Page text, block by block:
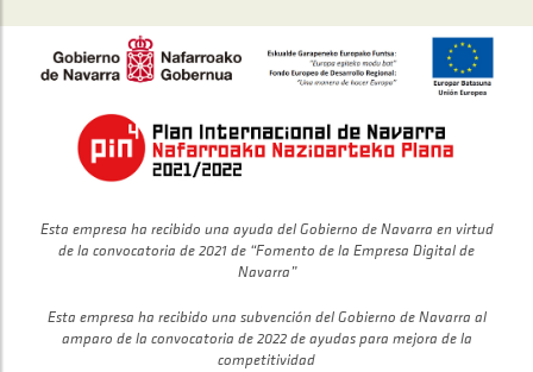
Esta empresa ha recibido una ayuda del Gobierno de Navarra en virtud
de la convocatoria de 2021 de “Fomento de la Empresa Digital de
Navarra”
Esta empresa ha recibido una subvención del Gobierno de Navarra al
amparo de la convocatoria de 2022 de ayudas para mejora de la
competitividad